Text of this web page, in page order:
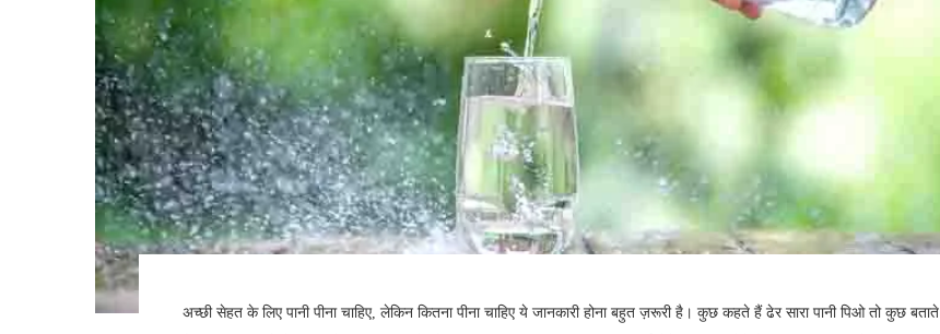
अच्छी सेहत के लिए पानी पीना चाहिए, लेकिन कितना पीना चाहिए ये जानकारी होना बहुत ज़रूरी है। कुछ कहते हैं ढेर सारा पानी पिओ तो कुछ बताते